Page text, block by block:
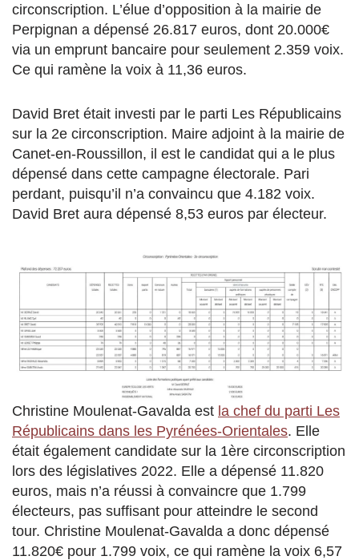
circonscription. L’élue d’opposition à la mairie de
Perpignan a dépensé 26.817 euros, dont 20.000€
via un emprunt bancaire pour seulement 2.359 voix.
Ce qui ramène la voix à 11,36 euros.
David Bret était investi par le parti Les Républicains
sur la 2e circonscription. Maire adjoint à la mairie de
Canet-en-Roussillon, il est le candidat qui a le plus
dépensé dans cette campagne électorale. Pari
perdant, puisqu’il n’a convaincu que 4.182 voix.
David Bret aura dépensé 8,53 euros par électeur.
Christine Moulenat-Gavalda est la chef du parti Les
Républicains dans les Pyrénées-Orientales. Elle
était également candidate sur la 1ère circonscription
lors des législatives 2022. Elle a dépensé 11.820
euros, mais n’a réussi à convaincre que 1.799
électeurs, pas suffisant pour atteindre le second
tour. Christine Moulenat-Gavalda a donc dépensé
11.820€ pour 1.799 voix, ce qui ramène la voix 6,57